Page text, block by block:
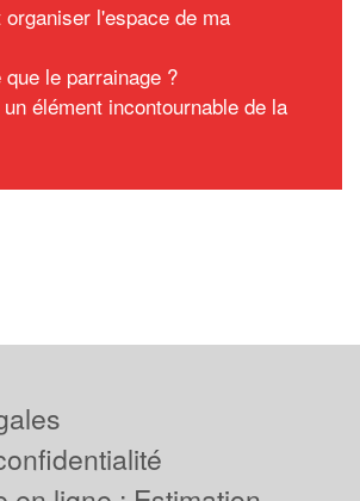
organiser l'espace de ma
le parrainage ?
élément incontournable de la